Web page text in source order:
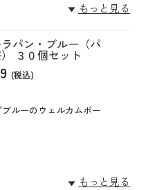
もっと見る
パン・ブルー（パ
３０個セット
(税込)
ルーのウェルカムボー
もっと見る